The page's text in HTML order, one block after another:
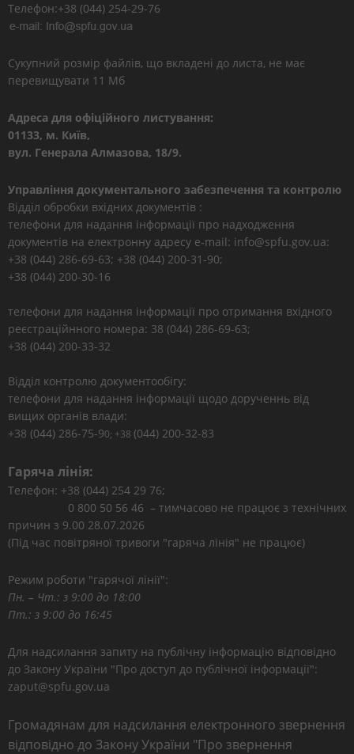
Телефон:+38 (044) 254-29-76
Сукупний розмір файлів, що вкладені до листа, не має
перевищувати 11 Мб
Адреса для офіційного листування:
01133, м. Київ,
вул. Генерала Алмазова, 18/9.
Управління документального забезпечення та контролю
Відділ обробки вхідних документів :
телефони для надання інформації про надходження
документів на електронну адресу e-mail: info@spfu.gov.ua:
+38 (044) 286-69-63; +38 (044) 200-31-90;
+38 (044) 200-30-16
телефони для надання інформації про отримання вхідного
реєстраційнного номера: 38 (044) 286-69-63;
+38 (044) 200-33-32
Відділ контролю документообігу:
телефони для надання інформації щодо дорученнь від
вищих органів влади:
+38 (044) 286-75-90; +38 (044) 200-32-83
Гаряча лінія:
Телефон: +38 (044) 254 29 76;
0 800 50 56 46 – тимчасово не працює з технічних
причин з 9.00 28.07.2026
(Під час повітряної тривоги "гаряча лінія" не працює)
Режим роботи "гарячої лінії":
Пн. – Чт.: з 9:00 до 18:00
Пт.: з 9:00 до 16:45
Для надсилання запиту на публічну інформацію відповідно
до Закону України "Про доступ до публічної інформації":
zaput@spfu.gov.ua
Громадянам для надсилання електронного звернення
відповідно до Закону України "Про звернення